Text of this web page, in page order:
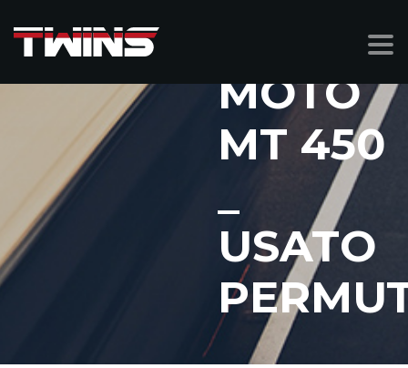
MOTO
MT 450
USATO